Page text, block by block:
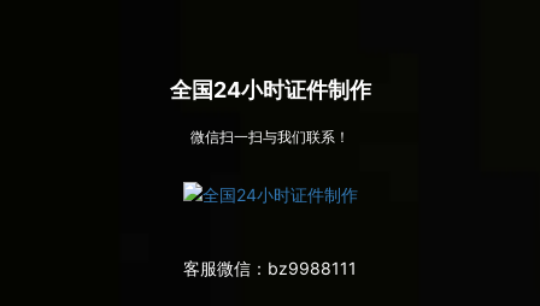
全国24小时证件制作
微信扫一扫与我们联系！
客服微信： bz9988111